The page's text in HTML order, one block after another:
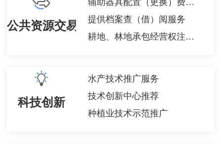
公共资源交易
提供档案查（借）阅服务
耕地、林地承包经营权注销登记
科技创新
水产技术推广服务
技术创新中心推荐
种植业技术示范推广